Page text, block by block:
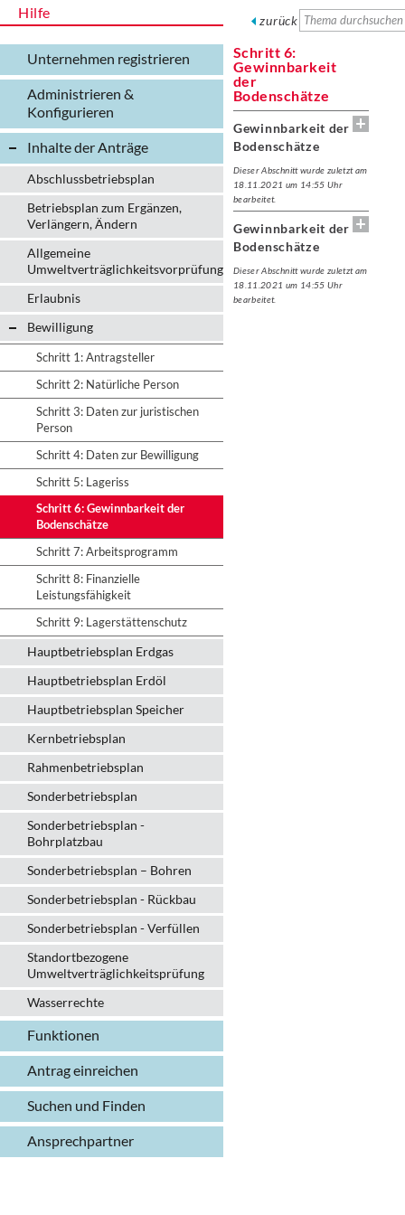
Hilfe
Unternehmen registrieren
Administrieren &
Konfigurieren
Inhalte der Anträge
Abschlussbetriebsplan
Betriebsplan zum Ergänzen,
Verlängern, Ändern
Allgemeine
Umweltverträglichkeitsvorprüfung
Erlaubnis
Bewilligung
Schritt 1: Antragsteller
Schritt 2: Natürliche Person
Schritt 3: Daten zur juristischen
Person
Schritt 4: Daten zur Bewilligung
Schritt 5: Lageriss
Schritt 6: Gewinnbarkeit der
Bodenschätze
Schritt 7: Arbeitsprogramm
Schritt 8: Finanzielle
Leistungsfähigkeit
Schritt 9: Lagerstättenschutz
Hauptbetriebsplan Erdgas
Hauptbetriebsplan Erdöl
Hauptbetriebsplan Speicher
Kernbetriebsplan
Rahmenbetriebsplan
Sonderbetriebsplan
Sonderbetriebsplan -
Bohrplatzbau
Sonderbetriebsplan – Bohren
Sonderbetriebsplan - Rückbau
Sonderbetriebsplan - Verfüllen
Standortbezogene
Umweltverträglichkeitsprüfung
Wasserrechte
Funktionen
Antrag einreichen
Suchen und Finden
Ansprechpartner
zurück
Schritt 6:
Gewinnbarkeit
der
Bodenschätze
Gewinnbarkeit der
Bodenschätze
Dieser Abschnitt wurde zuletzt am
18.11.2021 um 14:55 Uhr
bearbeitet.
Gewinnbarkeit der
Bodenschätze
Dieser Abschnitt wurde zuletzt am
18.11.2021 um 14:55 Uhr
bearbeitet.